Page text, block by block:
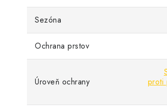
Sezóna
Ochrana prstov
Úroveň ochrany
proti